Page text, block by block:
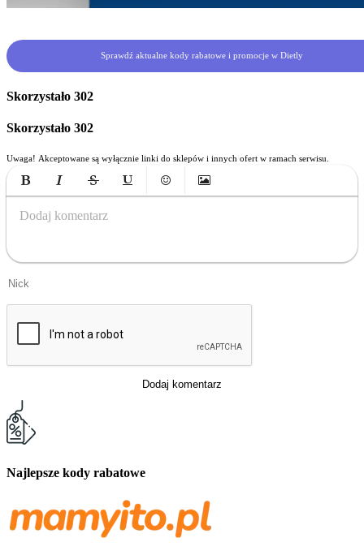
Sprawdź aktualne kody rabatowe i promocje w Dietly
Skorzystało 302
Skorzystało 302
Uwaga! Akceptowane są wyłącznie linki do sklepów i innych ofert w ramach serwisu.
Bold Italic Strikethrough
UnderlineEmoticonsInsert Image
Dodaj komentarz
Dodaj komentarz
Najlepsze kody rabatowe